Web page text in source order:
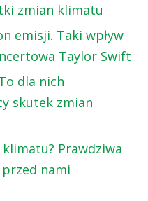
zmian klimatu
emisji. Taki wpływ
Taylor Swift
dla nich
skutek zmian
Prawdziwa
nami